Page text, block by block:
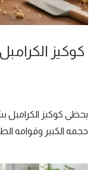
كوكيز
يحظى كوكيز الكرامبل
حجمه الكبير وقوامه